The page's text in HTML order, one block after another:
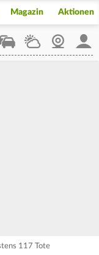
Magazin Aktionen
WetterWebcam
117 Tote